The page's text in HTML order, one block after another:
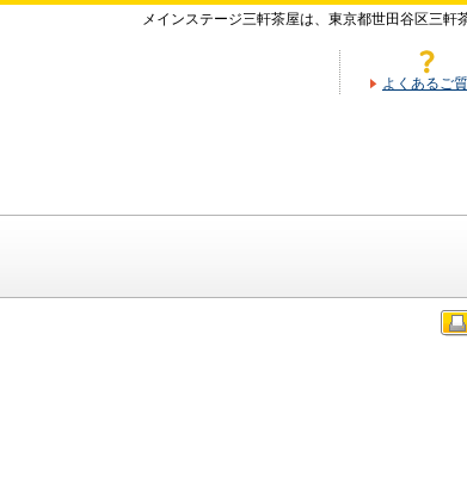
メインステージ三軒茶屋は、東京都世田谷区三軒
よくあるご